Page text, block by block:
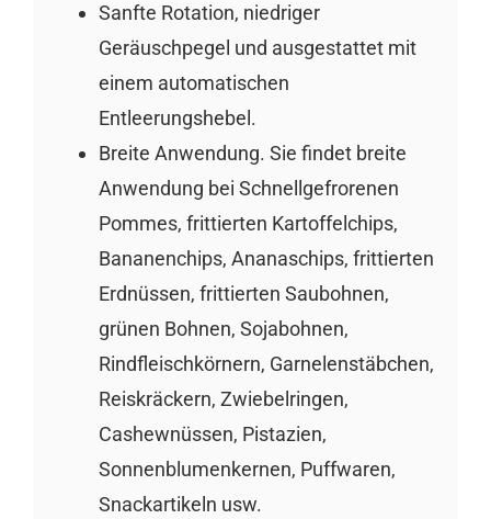
Sanfte Rotation, niedriger
Geräuschpegel und ausgestattet mit
einem automatischen
Entleerungshebel.
Breite Anwendung. Sie findet breite
Anwendung bei Schnellgefrorenen
Pommes, frittierten Kartoffelchips,
Bananenchips, Ananaschips, frittierten
Erdnüssen, frittierten Saubohnen,
grünen Bohnen, Sojabohnen,
Rindfleischkörnern, Garnelenstäbchen,
Reiskräckern, Zwiebelringen,
Cashewnüssen, Pistazien,
Sonnenblumenkernen, Puffwaren,
Snackartikeln usw.